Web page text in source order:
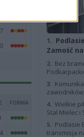
FORMA
1.
Zamość
2. Bez
3.
4. Wielkie
Stal Mielec i
5. Podlasie
transmisja